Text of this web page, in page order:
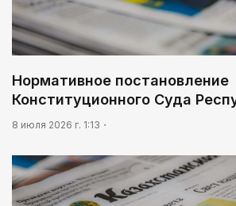
Нормативное постановление
Конституционного Суда
8 июля 2026 г. 1:13